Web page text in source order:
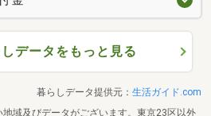
データをもっと見る
暮らしデータ提供元： 生活ガイド.com
域及びデータがございます。東京23区以外